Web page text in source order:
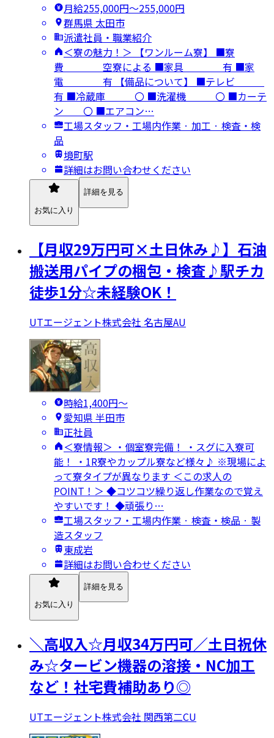
月給255,000円〜255,000円
群馬県 太田市
派遣社員・職業紹介
＜寮の魅力！＞ 【ワンルーム寮】 ■寮
費 空寮による ■家具 有 ■家
電 有 【備品について】 ■テレビ
有 ■冷蔵庫 〇 ■洗濯機 〇 ■カーテ
ン 〇 ■エアコン…
工場スタッフ・工場内作業 · 加工 · 検査・検
品
境町駅
詳細はお問い合わせください
お気に入り
詳細を見る
【月収29万円可×土日休み♪】石油
搬送用パイプの梱包・検査♪駅チカ
徒歩1分☆未経験OK！
UTエージェント株式会社 名古屋AU
時給1,400円〜
愛知県 半田市
正社員
＜寮情報＞ ・個室寮完備！ ・スグに入寮可
能！ ・1R寮やカップル寮など様々♪ ※現場によ
って寮タイプが異なります ＜この求人の
POINT！＞ ◆コツコツ繰り返し作業なので覚え
やすいです！ ◆頑張り…
工場スタッフ・工場内作業 · 検査・検品 · 製
造スタッフ
東成岩
詳細はお問い合わせください
お気に入り
詳細を見る
＼高収入☆月収34万円可／土日祝休
み☆タービン機器の溶接・NC加工
など！社宅費補助あり◎
UTエージェント株式会社 関西第二CU